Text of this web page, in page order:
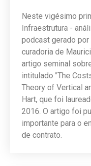
Neste vigésimo
Infraestrutura -
podcast gerado
curadoria de
artigo seminal
intitulado "The
Theory of Vertical
Hart, que foi
2016. O artigo foi
importante para o
de contrato.